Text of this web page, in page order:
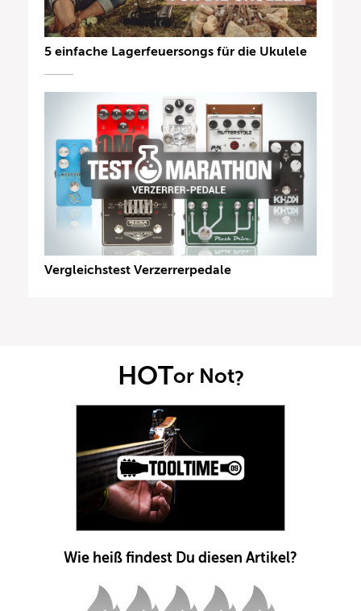
5 einfache Lagerfeuersongs für die Ukulele
Vergleichstest Verzerrerpedale
HOTor Not?
Wie heiß findest Du diesen Artikel?